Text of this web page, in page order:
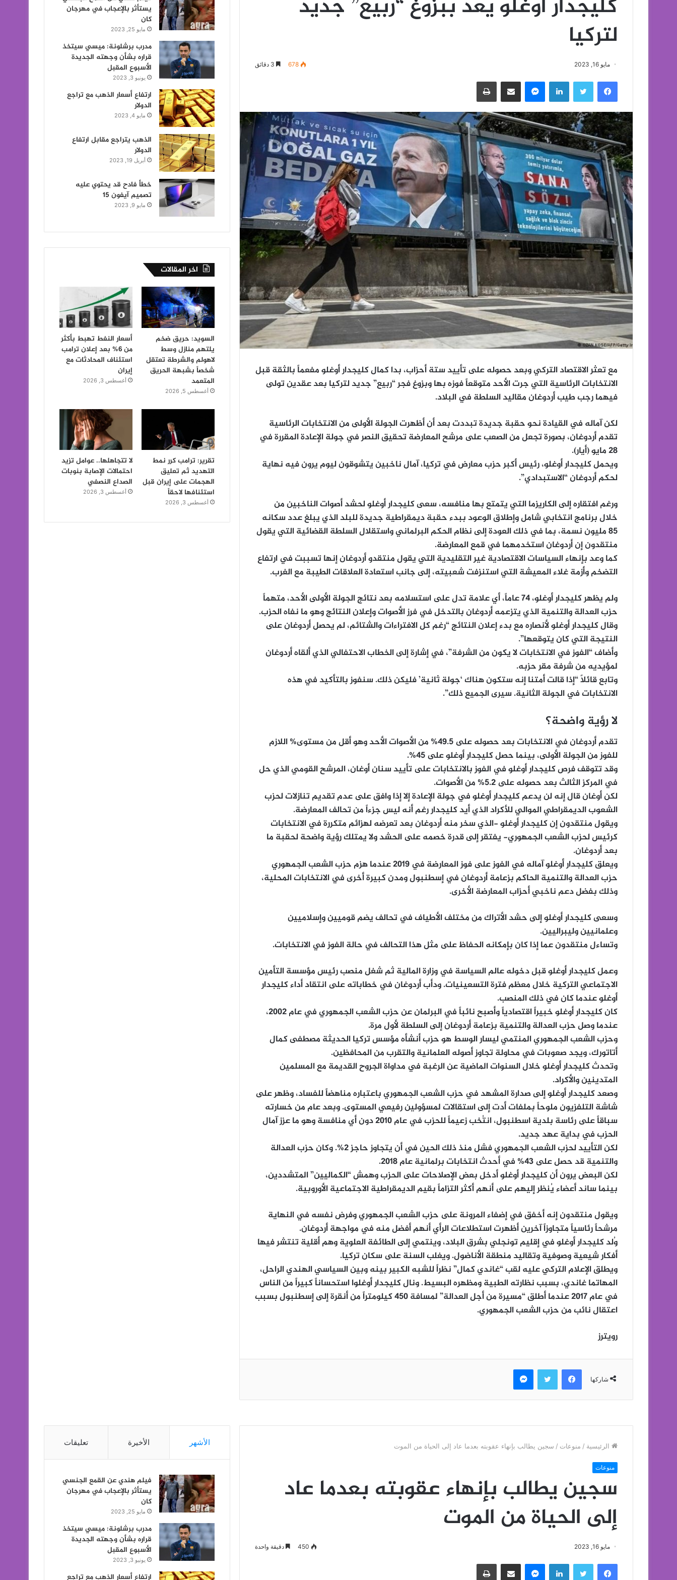
كليجدار أوغلو يعد ببزوغ “ربيع” جديد
لتركيا
مايو 16, 2023 678
فيسبوك تويتر لينكدإن ماسنجر مشاركة عبر البريد طباعة
مع تعثر الاقتصاد التركي وبعد حصوله على تأييد ستة أحزاب، بدا كمال كليجدار أوغلو مفعماً بالثقة قبل
الانتخابات الرئاسية التي جرت الأحد متوقعاً فوزه بها وبزوغ فجر “ربيع” جديد لتركيا بعد عقدين تولى
فيهما رجب طيب أردوغان مقاليد السلطة في البلاد.
لكن آماله في القيادة نحو حقبة جديدة تبددت بعد أن أظهرت الجولة الأولى من الانتخابات الرئاسية
تقدم أردوغان، بصورة تجعل من الصعب على مرشح المعارضة تحقيق النصر في جولة الإعادة المقررة في
28 مايو (أيار).
ويحمل كليجدار أوغلو، رئيس أكبر حزب معارض في تركيا، آمال ناخبين يتشوقون ليوم يرون فيه نهاية
لحكم أردوغان “الاستبدادي”.
ورغم افتقاره إلى الكاريزما التي يتمتع بها منافسه، سعى كليجدار أوغلو لحشد أصوات الناخبين من
خلال برنامج انتخابي شامل وإطلاق الوعود ببدء حقبة ديمقراطية جديدة للبلد الذي يبلغ عدد سكانه
85 مليون نسمة، بما في ذلك العودة إلى نظام الحكم البرلماني واستقلال السلطة القضائية التي يقول
منتقدون إن أردوغان استخدمهما في قمع المعارضة.
كما وعد بإنهاء السياسات الاقتصادية غير التقليدية التي يقول منتقدو أردوغان إنها تسببت في ارتفاع
التضخم وأزمة غلاء المعيشة التي استنزفت شعبيته، إلى جانب استعادة العلاقات الطيبة مع الغرب.
ولم يظهر كليجدار أوغلو، 74 عاماً، أي علامة تدل على استسلامه بعد نتائج الجولة الأولى الأحد، متهماً
حزب العدالة والتنمية الذي يتزعمه أردوغان بالتدخل في فرز الأصوات وإعلان النتائج وهو ما نفاه الحزب.
وقال كليجدار أوغلو لأنصاره مع بدء إعلان النتائج “رغم كل الافتراءات والشتائم، لم يحصل أردوغان على
النتيجة التي كان يتوقعها”.
وأضاف “الفوز في الانتخابات لا يكون من الشرفة”، في إشارة إلى الخطاب الاحتفالي الذي ألقاه أردوغان
لمؤيديه من شرفة مقر حزبه.
وتابع قائلاً “إذا قالت أمتنا إنه ستكون هناك ‘جولة ثانية’ فليكن ذلك. سنفوز بالتأكيد في هذه
الانتخابات في الجولة الثانية. سيرى الجميع ذلك”.
لا رؤية واضحة؟
تقدم أردوغان في الانتخابات بعد حصوله على 49.5% من الأصوات الأحد وهو أقل من مستوى% اللازم
للفوز من الجولة الأولى، بينما حصل كليجدار أوغلو على 45%.
وقد تتوقف فرص كليجدار أوغلو في الفوز بالانتخابات على تأييد سنان أوغان، المرشح القومي الذي حل
في المركز الثالث بعد حصوله على 5.2% من الأصوات.
لكن أوغان قال إنه لن يدعم كليجدار أوغلو في جولة الإعادة إلا إذا وافق على عدم تقديم تنازلات لحزب
الشعوب الديمقراطي الموالي للأكراد الذي أيد كليجدار رغم أنه ليس جزءاً من تحالف المعارضة.
ويقول منتقدون إن كليجدار أوغلو -الذي سخر منه أردوغان بعد تعرضه لهزائم متكررة في الانتخابات
كرئيس لحزب الشعب الجمهوري- يفتقر إلى قدرة خصمه على الحشد ولا يمتلك رؤية واضحة لحقبة ما
بعد أردوغان.
ويعلق كليجدار أوغلو آماله في الفوز على فوز المعارضة في 2019 عندما هزم حزب الشعب الجمهوري
حزب العدالة والتنمية الحاكم بزعامة أردوغان في إسطنبول ومدن كبيرة أخرى في الانتخابات المحلية،
وذلك بفضل دعم ناخبي أحزاب المعارضة الأخرى.
وسعى كليجدار أوغلو إلى حشد الأتراك من مختلف الأطياف في تحالف يضم قوميين وإسلاميين
وعلمانيين وليبراليين.
وتساءل منتقدون عما إذا كان بإمكانه الحفاظ على مثل هذا التحالف في حالة الفوز في الانتخابات.
وعمل كليجدار أوغلو قبل دخوله عالم السياسة في وزارة المالية ثم شغل منصب رئيس مؤسسة التأمين
الاجتماعي التركية خلال معظم فترة التسعينيات. ودأب أردوغان في خطاباته على انتقاد أداء كليجدار
أوغلو عندما كان في ذلك المنصب.
كان كليجدار أوغلو خبيراً اقتصادياً وأصبح نائباً في البرلمان عن حزب الشعب الجمهوري في عام 2002،
عندما وصل حزب العدالة والتنمية بزعامة أردوغان إلى السلطة لأول مرة.
وحزب الشعب الجمهوري المنتمي ليسار الوسط هو حزب أنشأه مؤسس تركيا الحديثة مصطفى كمال
أتاتورك، ويجد صعوبات في محاولة تجاوز أصوله العلمانية والتقرب من المحافظين.
وتحدث كليجدار أوغلو خلال السنوات الماضية عن الرغبة في مداواة الجروح القديمة مع المسلمين
المتدينين والأكراد.
وصعد كليجدار أوغلو إلى صدارة المشهد في حزب الشعب الجمهوري باعتباره مناهضاً للفساد، وظهر على
شاشة التلفزيون ملوحاً بملفات أدت إلى استقالات لمسؤولين رفيعي المستوى. وبعد عام من خسارته
سباقاً على رئاسة بلدية اسطنبول، انتُخب زعيماً للحزب في عام 2010 دون أي منافسة وهو ما عزز آمال
الحزب في بداية عهد جديد.
لكن التأييد لحزب الشعب الجمهوري فشل منذ ذلك الحين في أن يتجاوز حاجز 2%. وكان حزب العدالة
والتنمية قد حصل على 43% في أحدث انتخابات برلمانية عام 2018.
لكن البعض يرون أن كليجدار أوغلو أدخل بعض الإصلاحات على الحزب وهمش “الكماليين” المتشددين،
بينما ساند أعضاء يُنظر إليهم على أنهم أكثر التزاماً بقيم الديمقراطية الاجتماعية الأوروبية.
ويقول منتقدون إنه أخفق في إضفاء المرونة على حزب الشعب الجمهوري وفرض نفسه في النهاية
مرشحاً رئاسياً متجاوزاً آخرين أظهرت استطلاعات الرأي أنهم أفضل منه في مواجهة أردوغان.
وُلد كليجدار أوغلو في إقليم تونجلي بشرق البلاد، وينتمي إلى الطائفة العلوية وهم أقلية تنتشر فيها
أفكار شيعية وصوفية وتقاليد منطقة الأناضول. ويغلب السنة على سكان تركيا.
ويطلق الإعلام التركي عليه لقب “غاندي كمال” نظراً للشبه الكبير بينه وبين السياسي الهندي الراحل،
المهاتما غاندي، بسبب نظارته الطبية ومظهره البسيط. ونال كليجدار أوغلوا استحساناً كبيراً من الناس
في عام 2017 عندما أطلق “مسيرة من أجل العدالة” لمسافة 450 كيلومتراً من أنقرة إلى إسطنبول بسبب
اعتقال نائب من حزب الشعب الجمهوري.
رويترز
شاركها
فيسبوك تويتر ماسنجر
يستأثر بالإعجاب في مهرجان
كان
مايو 25, 2023
مدرب برشلونة: ميسي سيتخذ
قراره بشأن وجهته الجديدة
الأسبوع المقبل
يونيو 3, 2023
ارتفاع أسعار الذهب مع تراجع
الدولار
مايو 4, 2023
الذهب يتراجع مقابل ارتفاع
الدولار
أبريل 19, 2023
خطأ فادح قد يحتوي عليه
تصميم آيفون 15
مايو 9, 2023
اخر المقالات
السويد: حريق ضخم
يلتهم منازل وسط
لاهولم والشرطة تعتقل
شخصاً بشبهة الحريق
المتعمد
أغسطس 5, 2026
أسعار النفط تهبط بأكثر
من 6% بعد إعلان ترامب
استئناف المحادثات مع
إيران
أغسطس 3, 2026
تقرير: ترامب كرر نمط
التهديد ثم تعليق
الهجمات على إيران قبل
استئنافها لاحقاً
أغسطس 3, 2026
لا تتجاهلها.. عوامل تزيد
احتمالات الإصابة بنوبات
الصداع النصفي
أغسطس 3, 2026